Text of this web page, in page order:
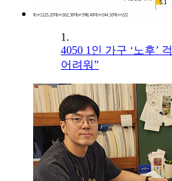
1.
4050 1인 가구 ‘노후’
어려워”